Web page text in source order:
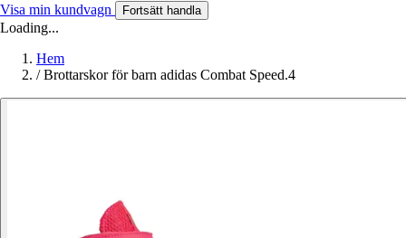
Visa min kundvagn Fortsätt handla
Loading...
Hem
/ Brottarskor för barn adidas Combat Speed.4